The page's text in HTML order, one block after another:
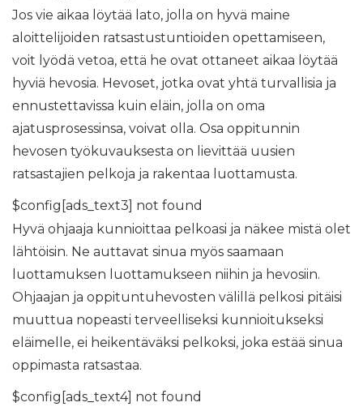
Jos vie aikaa löytää lato, jolla on hyvä maine
aloittelijoiden ratsastustuntioiden opettamiseen,
voit lyödä vetoa, että he ovat ottaneet aikaa löytää
hyviä hevosia. Hevoset, jotka ovat yhtä turvallisia ja
ennustettavissa kuin eläin, jolla on oma
ajatusprosessinsa, voivat olla. Osa oppitunnin
hevosen työkuvauksesta on lievittää uusien
ratsastajien pelkoja ja rakentaa luottamusta.
$config[ads_text3] not found
Hyvä ohjaaja kunnioittaa pelkoasi ja näkee mistä olet
lähtöisin. Ne auttavat sinua myös saamaan
luottamuksen luottamukseen niihin ja hevosiin.
Ohjaajan ja oppituntuhevosten välillä pelkosi pitäisi
muuttua nopeasti terveelliseksi kunnioitukseksi
eläimelle, ei heikentäväksi pelkoksi, joka estää sinua
oppimasta ratsastaa.
$config[ads_text4] not found